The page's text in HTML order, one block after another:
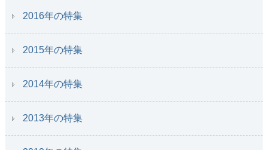
2016年の特集
2015年の特集
2014年の特集
2013年の特集